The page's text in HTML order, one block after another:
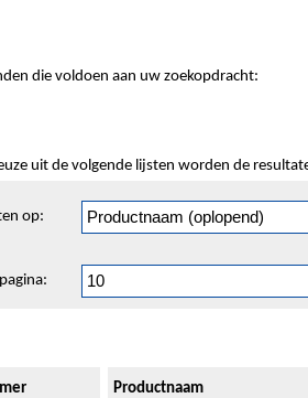
die voldoen aan uw zoekopdracht:
uit de volgende lijsten worden de
op:
Productnaam